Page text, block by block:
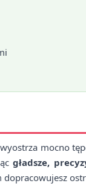
mocno
gładsze,